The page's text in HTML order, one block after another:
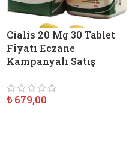
Cialis 20 Mg 30 Tablet
Fiyatı Eczane
Kampanyalı Satış
₺679,00